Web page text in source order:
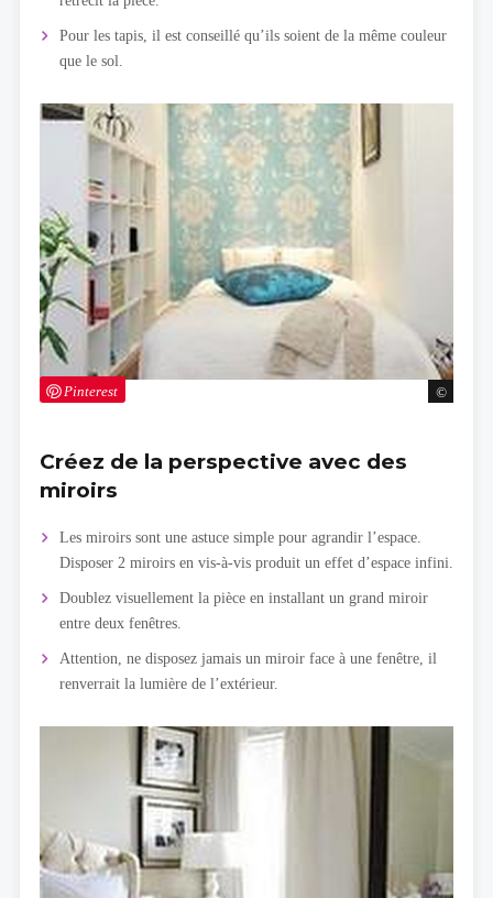
Pinterest
Pour les tapis, il est conseillé qu’ils soient de la même couleur
que le sol.
Créez de la perspective avec des
miroirs
Les miroirs sont une astuce simple pour agrandir l’espace.
Disposer 2 miroirs en vis-à-vis produit un effet d’espace infini.
Doublez visuellement la pièce en installant un grand miroir
entre deux fenêtres.
Attention, ne disposez jamais un miroir face à une fenêtre, il
renverrait la lumière de l’extérieur.